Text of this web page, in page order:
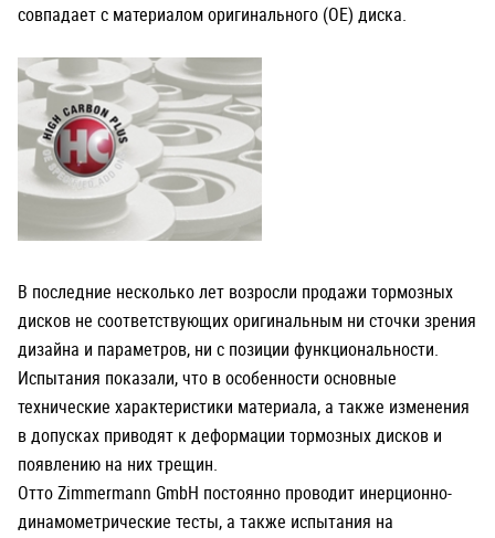
совпадает с материалом оригинального (OE) диска.
В последние несколько лет возросли продажи тормозных
дисков не соответствующих оригинальным ни сточки зрения
дизайна и параметров, ни с позиции функциональности.
Испытания показали, что в особенности основные
технические характеристики материала, а также изменения
в допусках приводят к деформации тормозных дисков и
появлению на них трещин.
Отто Zimmermann GmbH постоянно проводит инерционно-
динамометрические тесты, а также испытания на